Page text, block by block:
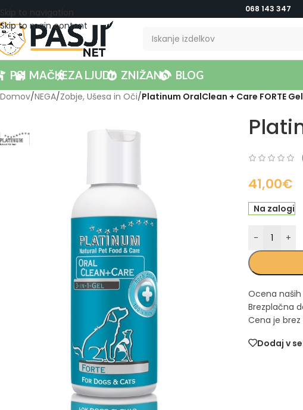
Skip to navigation
Skip to main content
068 143 347
PSI MAČKEZA LJUDI ZNIŽANO BLOG
Domov/NEGA/Zobje, Ušesa in Oči/Platinum OralClean + Care FORTE Gel
41,00€
Na zalogi
- +
Ocena naših
Brezplačna
Cena je
Dodaj v